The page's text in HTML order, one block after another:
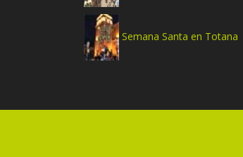
Semana Santa en Totana